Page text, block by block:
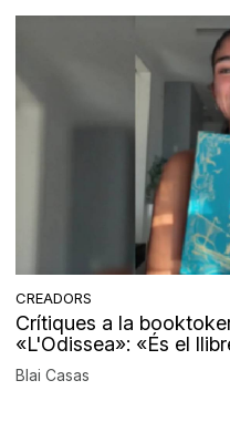
CREADORS
Crítiques a la
«L'Odissea»: «És el
Blai Casas